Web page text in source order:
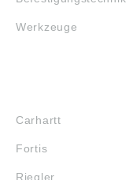
Werkzeuge
Carhartt
Fortis
Riegler